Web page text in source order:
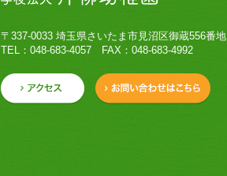
〒337-0033 埼玉県さいたま市見沼区御蔵556番地
TEL：048-683-4057 FAX：048-683-4992